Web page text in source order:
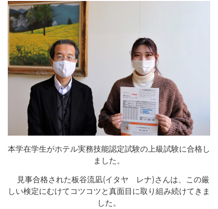
本学在学生がホテル実務技能認定試験の上級試験に合格し
ました。
見事合格された板谷流凪(イタヤ レナ)さんは、この厳
しい検定にむけてコツコツと真面目に取り組み続けてきま
した。